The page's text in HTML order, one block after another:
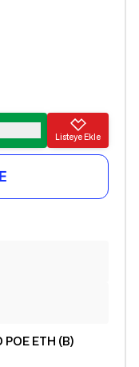
Listeye Ekle
POE ETH (B)